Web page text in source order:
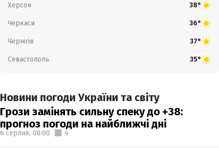
Херсон 38°
Черкаси 36°
Чернігів 37°
Севастополь 35°
Новини погоди України та світу
Грози замінять сильну спеку до +38:
прогноз погоди на найближчі дні
6 серпня, 08:00 4